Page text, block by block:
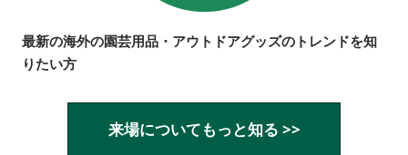
最新の海外の園芸用品・アウトドアグッズのトレンドを知
りたい方
来場についてもっと知る >>